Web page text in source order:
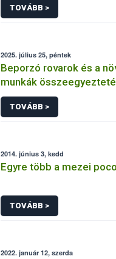
TOVÁBB >
2025. július 25, péntek
Beporzó rovarok és a
munkák
fókuszban a méhészet
TOVÁBB >
2014. június 3, kedd
Egyre több a mezei
TOVÁBB >
2022. január 12, szerda